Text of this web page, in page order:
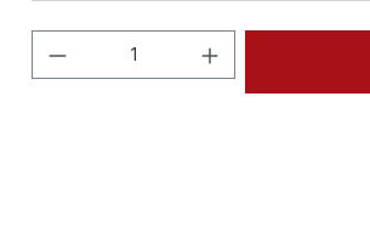
Quantità del prodotto: